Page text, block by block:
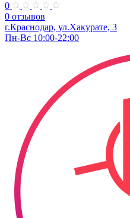
0
0 отзывов
г.Краснодар, ул.Хакурате, 3
Пн-Вс 10:00-22:00